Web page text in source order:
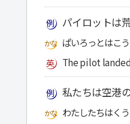
パイロットは
ぱいろっとはこ
The pilot
私たちは空港
わたしたちはく